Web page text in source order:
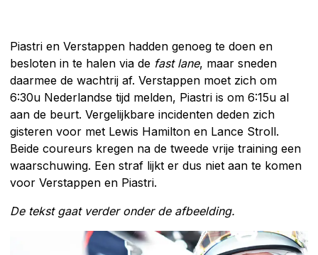
Piastri en Verstappen hadden genoeg te doen en
besloten in te halen via de fast lane, maar sneden
daarmee de wachtrij af. Verstappen moet zich om
6:30u Nederlandse tijd melden, Piastri is om 6:15u al
aan de beurt. Vergelijkbare incidenten deden zich
gisteren voor met Lewis Hamilton en Lance Stroll.
Beide coureurs kregen na de tweede vrije training een
waarschuwing. Een straf lijkt er dus niet aan te komen
voor Verstappen en Piastri.
De tekst gaat verder onder de afbeelding.